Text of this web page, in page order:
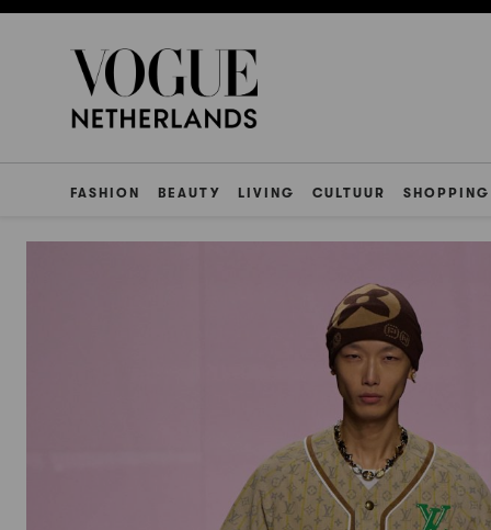
FASHION BEAUTY LIVING CULTUUR SHOPPING